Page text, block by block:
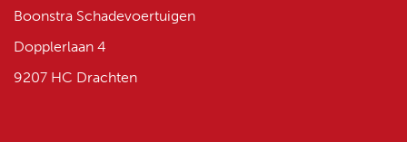
Boonstra Schadevoertuigen
Dopplerlaan 4
9207 HC Drachten